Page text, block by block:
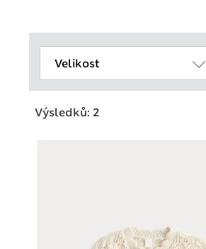
Velikost
Výsledků: 2